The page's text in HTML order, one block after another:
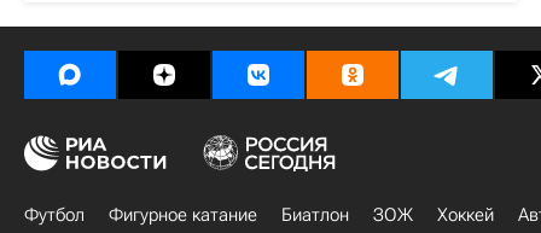
Футбол Фигурное катание Биатлон ЗОЖ Хоккей